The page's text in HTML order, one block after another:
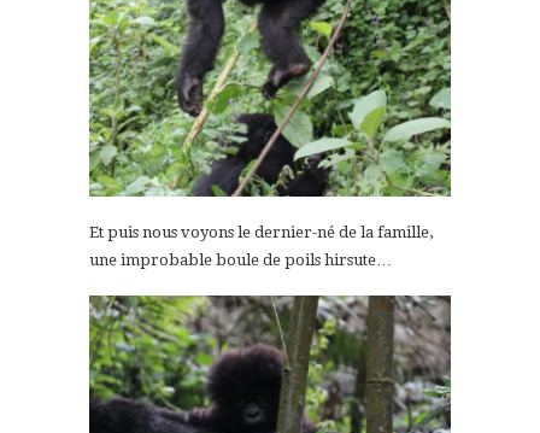
Et puis nous voyons le dernier-né de la famille,
une improbable boule de poils hirsute…